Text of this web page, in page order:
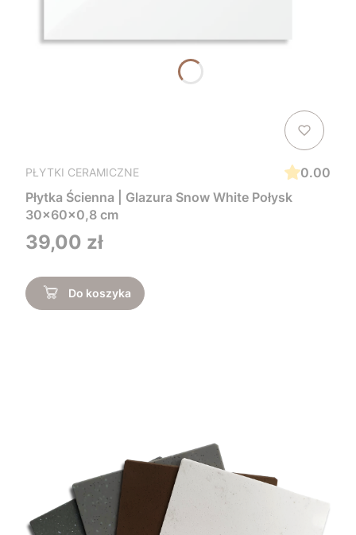
PŁYTKI CERAMICZNE
0.00
Płytka Ścienna | Glazura Snow White Połysk
30x60x0,8 cm
Cena
39,00 zł
Do koszyka